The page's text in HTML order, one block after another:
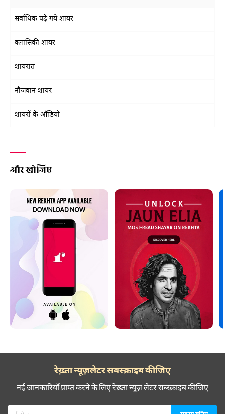
सर्वाधिक पढ़े गये शायर
क्लासिकी शायर
शायरात
नौजवान शायर
शायरों के ऑडियो
और खोजिए
रेख़्ता न्यूज़लेटर सबस्क्राइब कीजिए
नई जानकारियाँ प्राप्त करने के लिए रेख़्ता न्यूज़ लेटर सब्स्क्राइब कीजिए